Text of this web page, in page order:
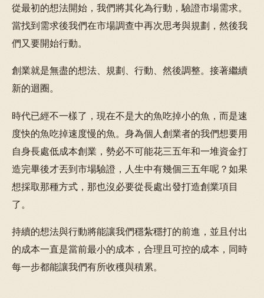
從最初的想法開始，我們將其化為行動，驗證市場需求。
當找到需求後我們在市場調查中再次思考與規劃，然後我
們又要開始行動。
創業就是無盡的想法、規劃、行動、然後調整。接著繼續
新的迴圈。
時代已經不一樣了，現在不是大的魚吃掉小的魚，而是速
度快的魚吃掉速度慢的魚。身為個人創業者的我們想要用
自身長處低成本創業，勢必不可能花三五年和一堆資金打
造完畢後才丟到市場驗證，人生中有幾個三五年呢？如果
想採取那種方式，那也沒必要從長處出發打造創業項目
了。
持續的想法與行動將能讓我們穩紮穩打的前進，並且付出
的成本一直是當前最小的成本，合理且可控的成本，同時
每一步都能讓我們有所收穫與積累。